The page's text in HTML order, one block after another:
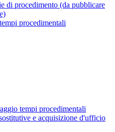
di procedimento (da pubblicare
procedimentali
tempi procedimentali
e acquisizione d'ufficio